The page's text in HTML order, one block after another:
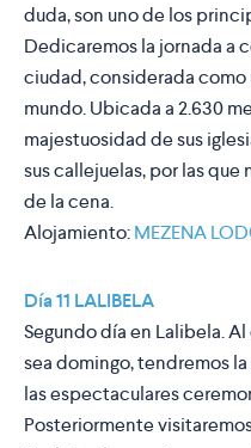
duda, son uno de los
Dedicaremos la jornada a
ciudad, considerada como
mundo. Ubicada a 2.630
majestuosidad de sus
sus callejuelas, por las que
de la cena.
Alojamiento:MEZENA
Día 11 LALIBELA
Segundo día en Lalibela.
sea domingo, tendremos
las espectaculares
Posteriormente